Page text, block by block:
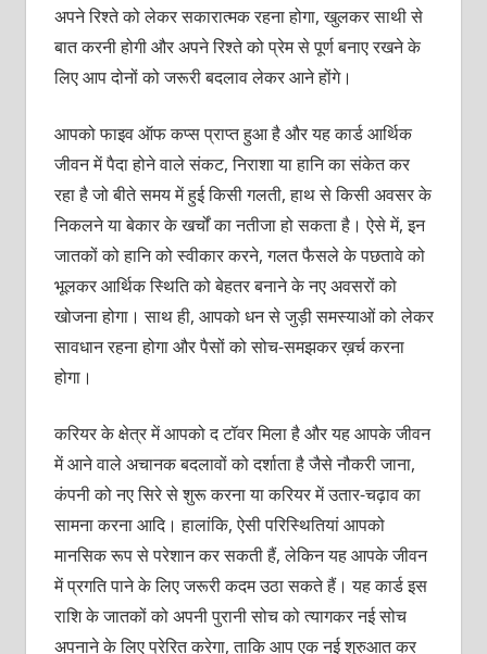
अपने रिश्ते को लेकर सकारात्मक रहना होगा, खुलकर साथी से
बात करनी होगी और अपने रिश्ते को प्रेम से पूर्ण बनाए रखने के
लिए आप दोनों को जरूरी बदलाव लेकर आने होंगे।
आपको फाइव ऑफ कप्स प्राप्त हुआ है और यह कार्ड आर्थिक
जीवन में पैदा होने वाले संकट, निराशा या हानि का संकेत कर
रहा है जो बीते समय में हुई किसी गलती, हाथ से किसी अवसर के
निकलने या बेकार के खर्चों का नतीजा हो सकता है। ऐसे में, इन
जातकों को हानि को स्वीकार करने, गलत फैसले के पछतावे को
भूलकर आर्थिक स्थिति को बेहतर बनाने के नए अवसरों को
खोजना होगा। साथ ही, आपको धन से जुड़ी समस्याओं को लेकर
सावधान रहना होगा और पैसों को सोच-समझकर ख़र्च करना
होगा।
करियर के क्षेत्र में आपको द टॉवर मिला है और यह आपके जीवन
में आने वाले अचानक बदलावों को दर्शाता है जैसे नौकरी जाना,
कंपनी को नए सिरे से शुरू करना या करियर में उतार-चढ़ाव का
सामना करना आदि। हालांकि, ऐसी परिस्थितियां आपको
मानसिक रूप से परेशान कर सकती हैं, लेकिन यह आपके जीवन
में प्रगति पाने के लिए जरूरी कदम उठा सकते हैं। यह कार्ड इस
राशि के जातकों को अपनी पुरानी सोच को त्यागकर नई सोच
अपनाने के लिए प्रेरित करेगा, ताकि आप एक नई शुरुआत कर